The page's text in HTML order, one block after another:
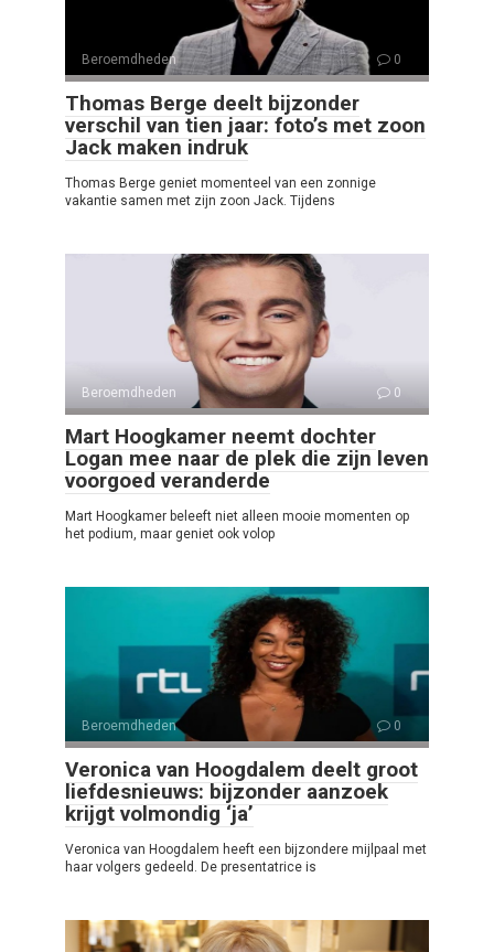
Beroemdheden 0
Thomas Berge deelt bijzonder
verschil van tien jaar: foto’s met zoon
Jack maken indruk
Thomas Berge geniet momenteel van een zonnige
vakantie samen met zijn zoon Jack. Tijdens
Beroemdheden 0
Mart Hoogkamer neemt dochter
Logan mee naar de plek die zijn leven
voorgoed veranderde
Mart Hoogkamer beleeft niet alleen mooie momenten op
het podium, maar geniet ook volop
Beroemdheden 0
Veronica van Hoogdalem deelt groot
liefdesnieuws: bijzonder aanzoek
krijgt volmondig ‘ja’
Veronica van Hoogdalem heeft een bijzondere mijlpaal met
haar volgers gedeeld. De presentatrice is